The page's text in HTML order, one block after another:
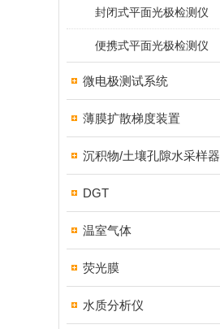
封闭式平面光极检测仪
便携式平面光极检测仪
微电极测试系统
薄膜扩散梯度装置
沉积物/土壤孔隙水采样器
DGT
温室气体
荧光膜
水质分析仪